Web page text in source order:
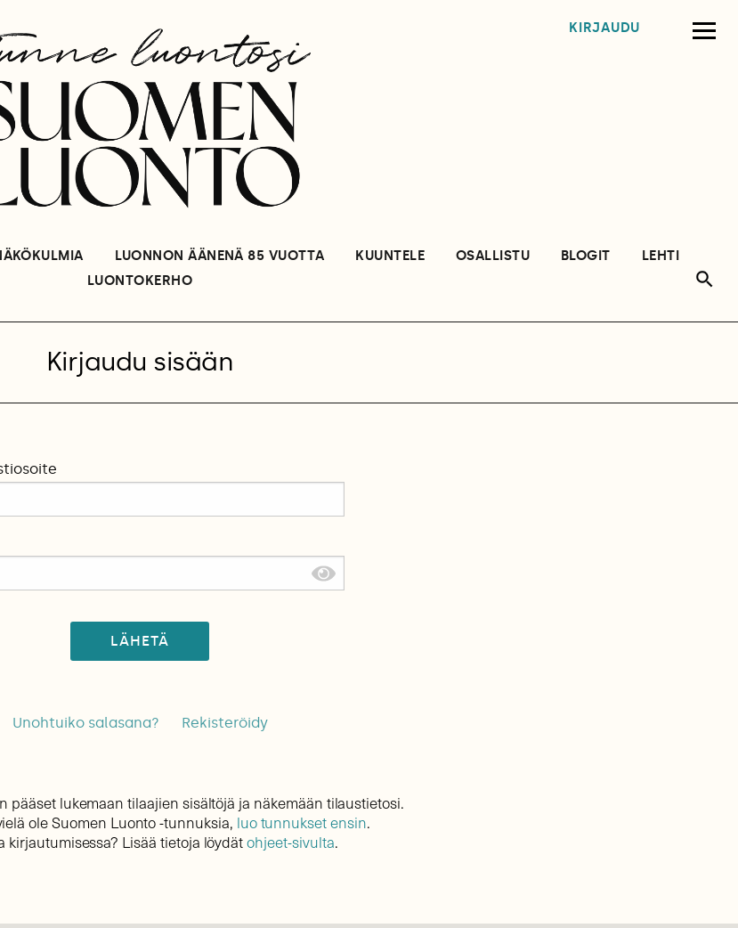
KIRJAUDU
LUONNON ÄÄNENÄ 85 VUOTTA KUUNTELE OSALLISTU BLOGIT
LEHTI
LUONTOKERHO
Kirjaudu sisään
LÄHETÄ
Unohtuiko salasana? Rekisteröidy
pääset lukemaan tilaajien sisältöjä ja näkemään tilaustietosi.
ole Suomen Luonto -tunnuksia, luo tunnukset ensin.
kirjautumisessa? Lisää tietoja löydätohjeet-sivulta.